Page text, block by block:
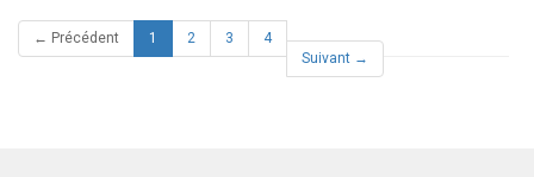
← Précédent 1 (current)
2 3
4
Suivant →